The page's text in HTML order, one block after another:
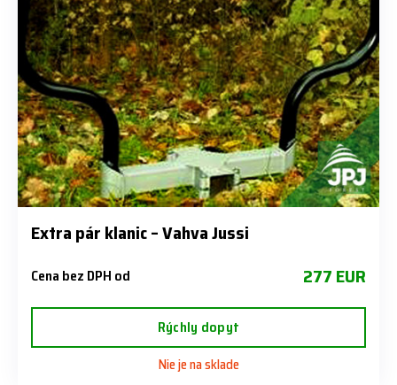
Extra pár klanic – Vahva Jussi
Cena bez DPH od 277 EUR
Rýchly dopyt
Nie je na sklade